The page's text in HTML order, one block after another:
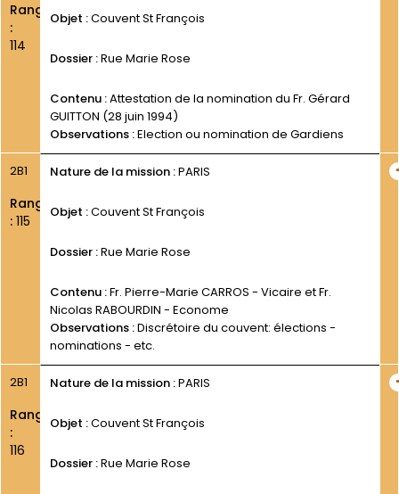
Rang
:
114
Objet :Couvent St François
Dossier :Rue Marie Rose
Contenu :Attestation de la nomination du Fr. Gérard
GUITTON (28 juin 1994)
Observations :Election ou nomination de Gardiens
2B1
Rang
: 115
Nature de la mission :PARIS
Objet :Couvent St François
Dossier :Rue Marie Rose
Contenu :Fr. Pierre-Marie CARROS - Vicaire et Fr.
Nicolas RABOURDIN - Econome
Observations :Discrétoire du couvent: élections -
nominations - etc.
2B1
Rang
:
116
Nature de la mission :PARIS
Objet :Couvent St François
Dossier :Rue Marie Rose